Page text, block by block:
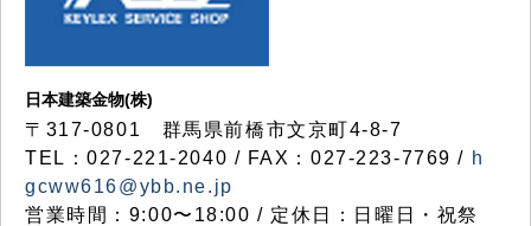
日本建築金物(株)
〒317‐0801 群馬県前橋市文京町4-8-7
TEL：027-221-2040 / FAX：027-223-7769 / h
gcww616@ybb.ne.jp
営業時間：9:00〜18:00 / 定休日：日曜日・祝祭